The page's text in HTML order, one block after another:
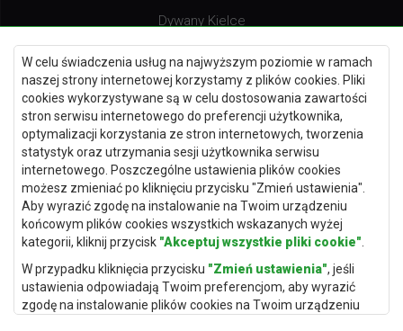
W celu świadczenia usług na najwyższym poziomie w ramach
naszej strony internetowej korzystamy z plików cookies. Pliki
cookies wykorzystywane są w celu dostosowania zawartości
stron serwisu internetowego do preferencji użytkownika,
optymalizacji korzystania ze stron internetowych, tworzenia
statystyk oraz utrzymania sesji użytkownika serwisu
internetowego. Poszczególne ustawienia plików cookies
możesz zmieniać po kliknięciu przycisku "Zmień ustawienia".
Aby wyrazić zgodę na instalowanie na Twoim urządzeniu
końcowym plików cookies wszystkich wskazanych wyżej
kategorii, kliknij przycisk "Akceptuj wszystkie pliki cookie"
W przypadku kliknięcia przycisku "Zmień ustawienia", jeśli
ustawienia odpowiadają Twoim preferencjom, aby wyrazić
zgodę na instalowanie plików cookies na Twoim urządzeniu
Dywany Kielce
Dywany Gdańsk
Dywany Toruń
Dywany Bydgoszcz
Dywany Łódź
Dywany Katowice
Dywany Rzeszów
Dywany Częstochowa